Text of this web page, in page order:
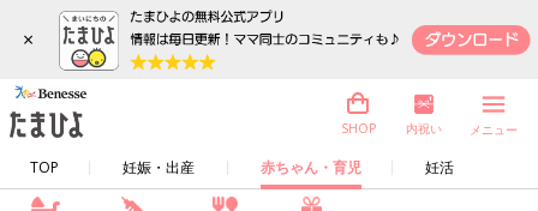
×
TOP 妊娠・出産 赤ちゃん・育児 妊活
SHOP 内祝い メニュー